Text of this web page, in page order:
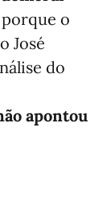
porque o
José
do
apontou